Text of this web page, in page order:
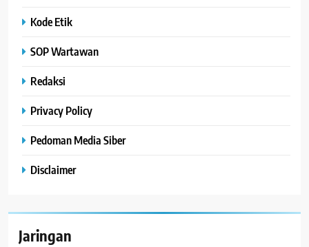
Kode Etik
SOP Wartawan
Redaksi
Privacy Policy
Pedoman Media Siber
Disclaimer
Jaringan